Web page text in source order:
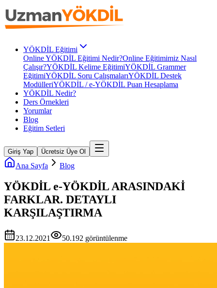
YÖKDİL Eğitimi
Online YÖKDİL Eğitimi Nedir?Online Eğitimimiz Nasıl
Çalışır?YÖKDİL Kelime EğitimiYÖKDİL Grammer
EğitimiYÖKDİL Soru ÇalışmalarıYÖKDİL Destek
ModülleriYÖKDİL / e-YÖKDİL Puan Hesaplama
YÖKDİL Nedir?
Ders Örnekleri
Yorumlar
Blog
Eğitim Setleri
Giriş Yap Ücretsiz Üye Ol
Ana Sayfa Blog
YÖKDİL e-YÖKDİL ARASINDAKİ
FARKLAR. DETAYLI
KARŞILAŞTIRMA
23.12.2021 50.192 görüntülenme